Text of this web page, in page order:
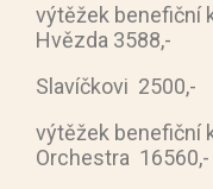
výtěžek benefiční
Hvězda 3588,-
Slavíčkovi 2500,-
výtěžek benefiční
Orchestra 16560,-